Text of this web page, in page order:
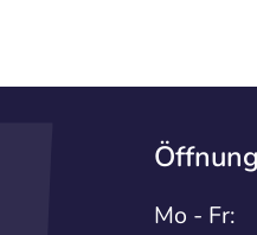
Mo - Fr: